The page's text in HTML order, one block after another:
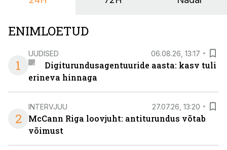
ENIMLOETUD
1
UUDISED 06.08.26, 13:17
Digiturundusagentuuride aasta: kasv tuli
erineva hinnaga
2
INTERVJUU 27.07.26, 13:20
McCann Riga loovjuht: antiturundus võtab
võimust